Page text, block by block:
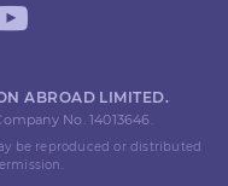
ABROAD LIMITED.
No. 14013646.
be reproduced or distributed